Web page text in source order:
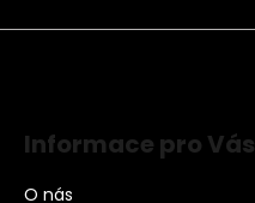
Informace pro Vás
O nás